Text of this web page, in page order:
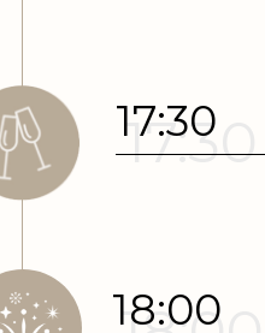
17:30
17:30
18:00